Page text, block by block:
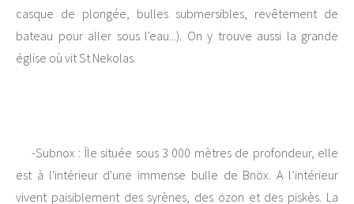
casque de plongée, bulles submersibles, revêtement de
bateau pour aller sous l'eau...). On y trouve aussi la grande
église où vit St Nekolas.
-Subnox : Île située sous 3 000 mètres de profondeur, elle
est à l'intérieur d'une immense bulle de Bnöx. A l’intérieur
vivent paisiblement des syrènes, des özon et des piskès. La